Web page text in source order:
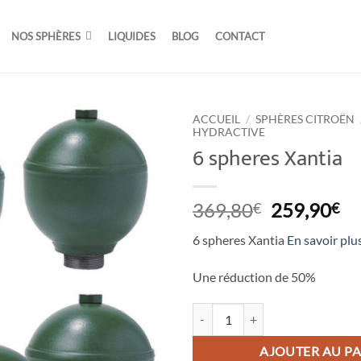
NOS SPHÈRES LIQUIDES BLOG CONTACT
ACCUEIL / SPHÈRES CITROËN
HYDRACTIVE
6 spheres Xantia
369,80€ Le
initial
369,80€.
259,90€Le
6 spheres Xantia En savoir
Une réduction de 50%
AJOUTER AU